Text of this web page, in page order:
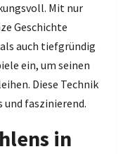
Mit nur
Geschichte
auch tiefgründig
ein, um seinen
Diese Technik
und faszinierend.
in